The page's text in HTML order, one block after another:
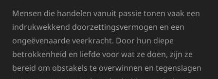
Mensen die handelen vanuit passie tonen vaak een
indrukwekkend doorzettingsvermogen en een
ongeëvenaarde veerkracht. Door hun diepe
betrokkenheid en liefde voor wat ze doen, zijn ze
bereid om obstakels te overwinnen en tegenslagen